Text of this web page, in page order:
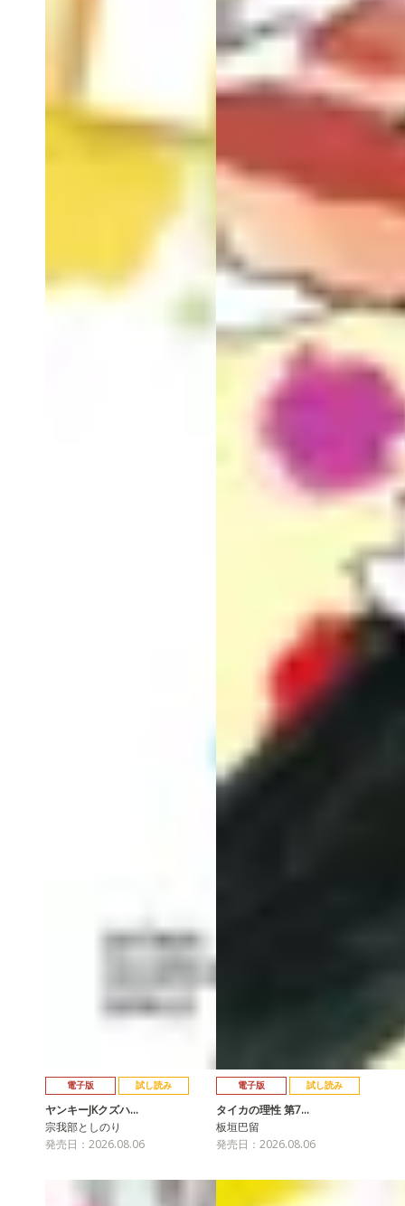
電子版 試し読み
ヤンキーJKクズハ…
宗我部としのり
発売日：2026.08.06
電子版 試し読み
タイカの理性 第7…
板垣巴留
発売日：2026.08.06